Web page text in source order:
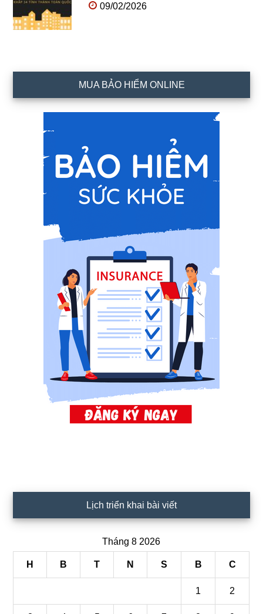
09/02/2026
MUA BẢO HIỂM ONLINE
Lịch triển khai bài viết
Tháng 8 2026
H B T N S B C
1 2